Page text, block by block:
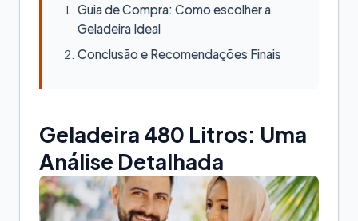
Guia de Compra: Como escolher a
Geladeira Ideal
Conclusão e Recomendações Finais
Geladeira 480 Litros: Uma
Análise Detalhada